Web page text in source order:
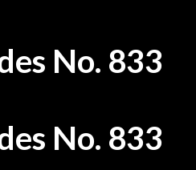
No. 833
No. 833